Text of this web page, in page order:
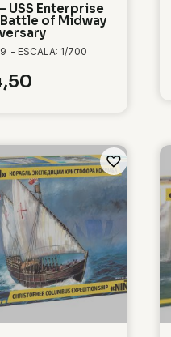
USS Enterprise
of Midway
- ESCALA: 1/700